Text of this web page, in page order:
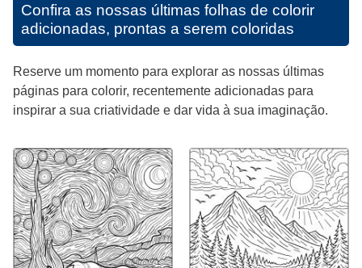
Confira as nossas últimas folhas de colorir
adicionadas, prontas a serem coloridas
Reserve um momento para explorar as nossas últimas
páginas para colorir, recentemente adicionadas para
inspirar a sua criatividade e dar vida à sua imaginação.